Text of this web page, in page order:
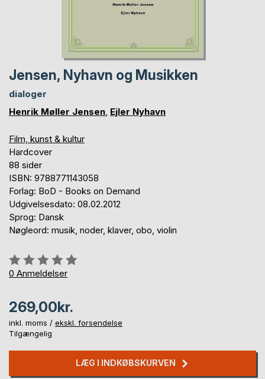
Jensen, Nyhavn og Musikken
dialoger
Henrik Møller Jensen, Ejler Nyhavn
Film, kunst & kultur
Hardcover
88 sider
ISBN: 9788771143058
Forlag: BoD - Books on Demand
Udgivelsesdato: 08.02.2012
Sprog: Dansk
Nøgleord: musik, noder, klaver, obo, violin
Anmeldelse::
0%
0 Anmeldelser
269,00kr.
inkl. moms / ekskl. forsendelse
Tilgængelig
LÆG I INDKØBSKURVEN